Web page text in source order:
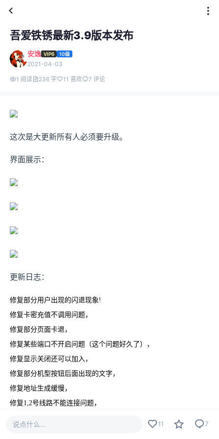
吾爱铁锈最新3.9版本发布
安逸 VIP6 10级
2021-04-03
1 阅读 236 字 11 喜欢 7 评论
这次是大更新所有人必须要升级。
界面展示：
更新日志：
修复部分用户出现的闪退现象!
修复卡密充值不调用问题，
修复部分页面卡退，
修复某些端口不开启问题（这个问题好久了），
修复显示关闭还可以加入，
修复部分机型按钮后面出现的文字，
修复地址生成缓慢，
修复1,2号线路不能连接问题，
说点什么... 11 7